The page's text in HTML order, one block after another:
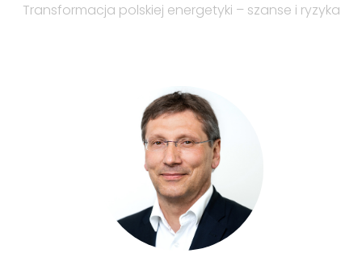
Transformacja polskiej energetyki – szanse i ryzyka